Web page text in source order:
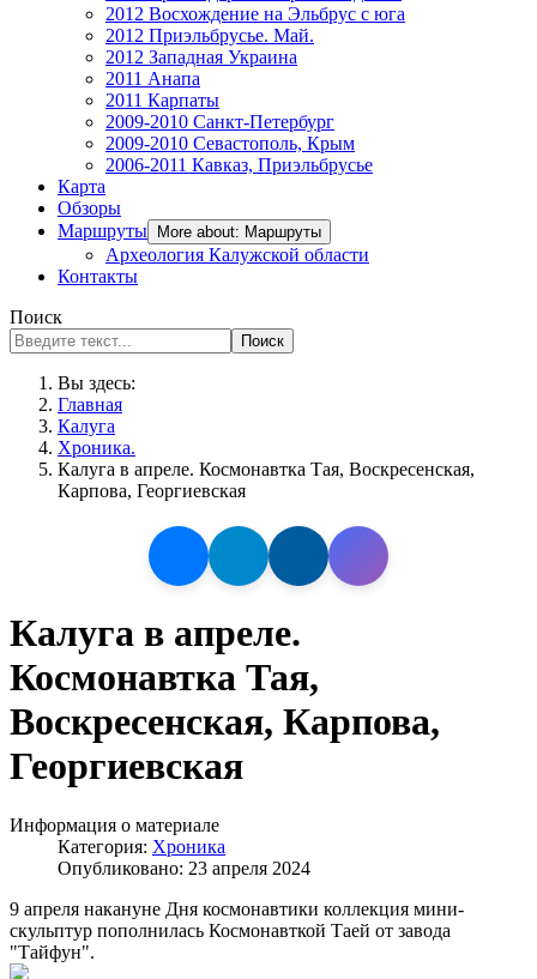
2012 Восхождение на Эльбрус с юга
2012 Приэльбрусье. Май.
2012 Западная Украина
2011 Анапа
2011 Карпаты
2009-2010 Санкт-Петербург
2009-2010 Севастополь, Крым
2006-2011 Кавказ, Приэльбрусье
Карта
Обзоры
Маршруты
More about: Маршруты
Археология Калужской области
Контакты
Поиск
Поиск
Вы здесь:
Главная
Калуга
Хроника.
Калуга в апреле. Космонавтка Тая, Воскресенская,
Карпова, Георгиевская
Калуга в апреле.
Космонавтка Тая,
Воскресенская, Карпова,
Георгиевская
Информация о материале
Категория: Хроника
Опубликовано: 23 апреля 2024
9 апреля накануне Дня космонавтики коллекция мини-
скульптур пополнилась Космонавткой Таей от завода
"Тайфун".